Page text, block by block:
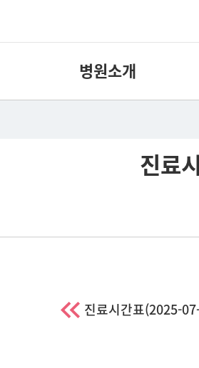
병원소개
진료
진료시간표(2025-